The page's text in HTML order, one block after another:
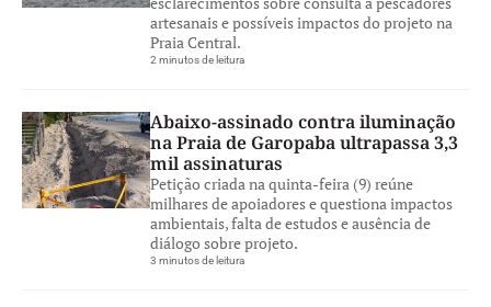
artesanais e possíveis impactos do projeto na
Praia Central.
2 minutos de leitura
Abaixo-assinado contra iluminação
na Praia de Garopaba ultrapassa 3,3
mil assinaturas
Petição criada na quinta-feira (9) reúne
milhares de apoiadores e questiona impactos
ambientais, falta de estudos e ausência de
diálogo sobre projeto.
3 minutos de leitura